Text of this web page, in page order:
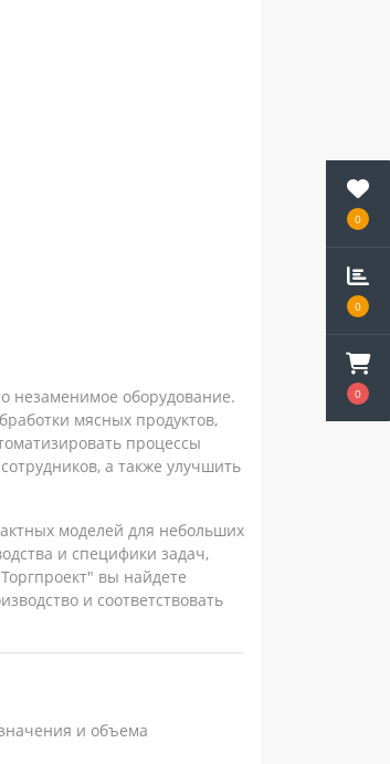
0
0
0
оборудование.
мясных продуктов,
процессы
а также улучшить
моделей для небольших
и специфики задач,
вы найдете
и соответствовать
и объема